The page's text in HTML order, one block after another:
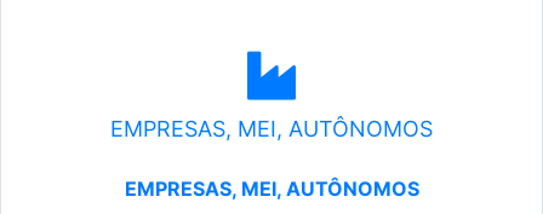
EMPRESAS, MEI, AUTÔNOMOS
EMPRESAS, MEI, AUTÔNOMOS